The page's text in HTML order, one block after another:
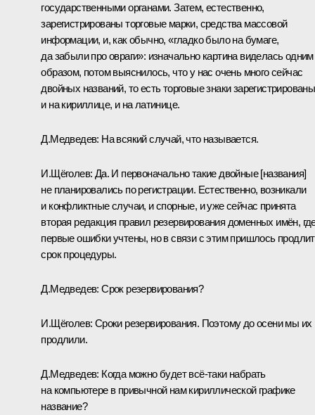
государственными органами. Затем, естественно,
зарегистрированы торговые марки, средства массовой
информации, и, как обычно, «гладко было на бумаге,
да забыли про овраги»: изначально картина виделась одним
образом, потом выяснилось, что у нас очень много сейчас
двойных названий, то есть торговые знаки зарегистрированы
и на кириллице, и на латинице.
Д.Медведев: На всякий случай, что называется.
И.Щёголев: Да. И первоначально такие двойные [названия]
не планировались по регистрации. Естественно, возникали
и конфликтные случаи, и спорные, и уже сейчас принята
вторая редакция правил резервирования доменных имён,
первые ошибки учтены, но в связи с этим пришлось
срок процедуры.
Д.Медведев:Срок резервирования?
И.Щёголев: Сроки резервирования. Поэтому до осени мы их
продлили.
Д.Медведев: Когда можно будет всё‑таки набрать
на компьютере в привычной нам кириллической графике
название?